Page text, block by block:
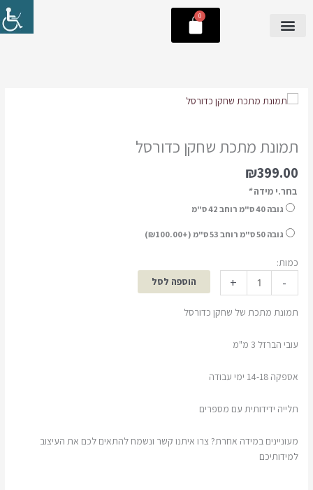
לתוכן
0
עגלת
קניות
תמונת מתכת שחקן כדורסל
₪399.00
בחר.י מידה*
גובה 40 ס"מ רוחב 42 ס"מ
גובה 50 ס"מ רוחב 53 ס"מ (+ ₪100.00
)
כמות:
-
כמות
מתכת
כדורסל
+ הוספה לסל
תמונת מתכת של שחקן כדורסל
עובי הברזל 3 מ"מ
אספקה 14-18 ימי עבודה
תלייה ידידותית עם מספרים
מעוניינים במידה אחרת? צרו איתנו קשר ונשמח להתאים לכם את העיצוב
למידותיכם